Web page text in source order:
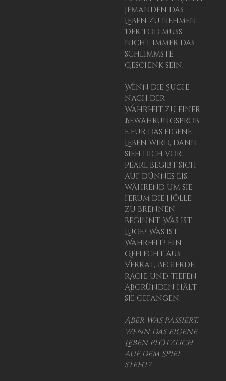
jemanden das
Leben zu nehmen.
Der Tod muss
nicht immer das
schlimmste
Geschenk sein.
Wenn die Suche
nach der
Wahrheit zu einer
Bewährungsprob
e für das eigene
Leben wird, dann
sieh dich vor.
Pearl begibt sich
auf dünnes Eis,
während um sie
herum die Hölle
zu brennen
beginnt. Was ist
Lüge? Was ist
Wahrheit? Ein
Geflecht aus
Verrat, Begierde,
Rache und tiefen
Abgründen hält
sie gefangen.
Aber was passiert,
wenn das eigene
Leben plötzlich
auf dem Spiel
steht?